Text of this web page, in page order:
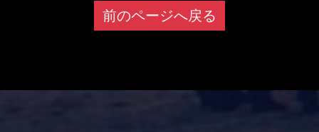
前のページへ戻る